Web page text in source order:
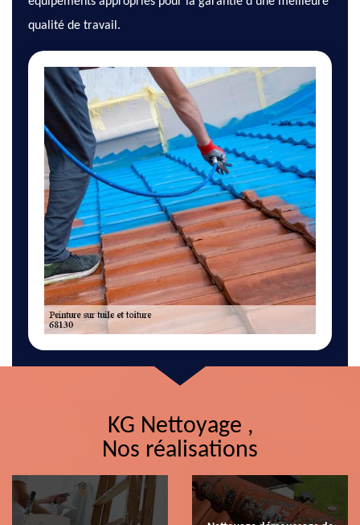
qualité de travail.
KG Nettoyage ,
Nos réalisations